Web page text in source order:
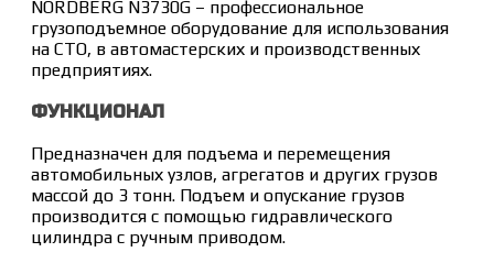
NORDBERG N3730G – профессиональное
грузоподъемное оборудование для использования
на СТО, в автомастерских и производственных
предприятиях.
ФУНКЦИОНАЛ
Предназначен для подъема и перемещения
автомобильных узлов, агрегатов и других грузов
массой до 3 тонн. Подъем и опускание грузов
производится с помощью гидравлического
цилиндра с ручным приводом.